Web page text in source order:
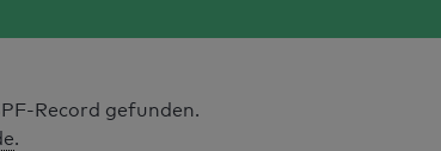
Record gefunden.
.